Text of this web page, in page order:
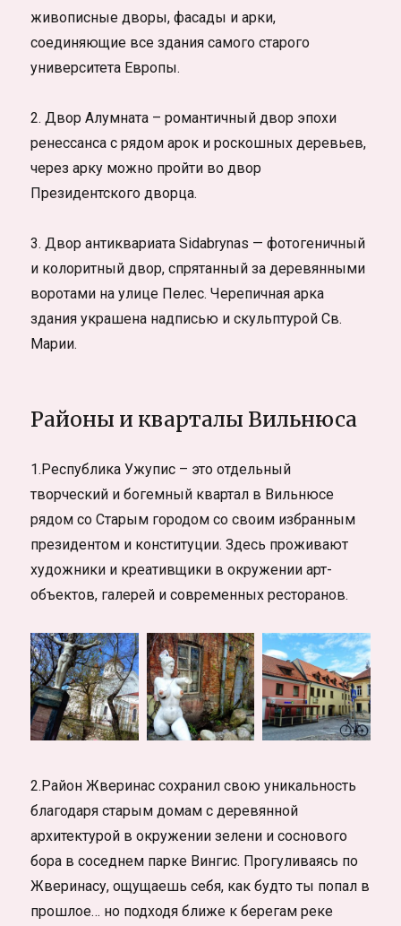
живописные дворы, фасады и арки,
соединяющие все здания самого старого
университета Европы.
2. Двор Алумната – романтичный двор эпохи
ренессанса с рядом арок и роскошных деревьев,
через арку можно пройти во двор
Президентского дворца.
3. Двор антиквариата Sidabrynas — фотогеничный
и колоритный двор, спрятанный за деревянными
воротами на улице Пелес. Черепичная арка
здания украшена надписью и скульптурой Св.
Марии.
Районы и кварталы Вильнюса
1.Республика Ужупис – это отдельный
творческий и богемный квартал в Вильнюсе
рядом со Старым городом со своим избранным
президентом и конституции. Здесь проживают
художники и креативщики в окружении арт-
объектов, галерей и современных ресторанов.
2.Район Жверинас сохранил свою уникальность
благодаря старым домам с деревянной
архитектурой в окружении зелени и соснового
бора в соседнем парке Вингис. Прогуливаясь по
Жверинасу, ощущаешь себя, как будто ты попал в
прошлое… но подходя ближе к берегам реке